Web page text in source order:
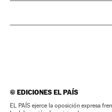
©EDICIONES EL PAÍS
EL PAÍS ejerce la oposición expresa